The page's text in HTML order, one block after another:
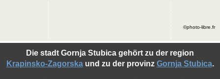
Die stadt Gornja Stubica gehört zu der region
Krapinsko-Zagorskaund zu der provinz Gornja Stubica.
©photo-libre.fr